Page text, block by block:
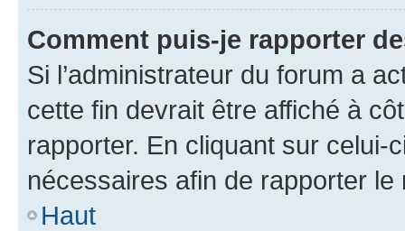
Comment puis-je rapporter
Si l’administrateur du forum a
cette fin devrait être affiché à
rapporter. En cliquant sur
nécessaires afin de rapporter le
Haut